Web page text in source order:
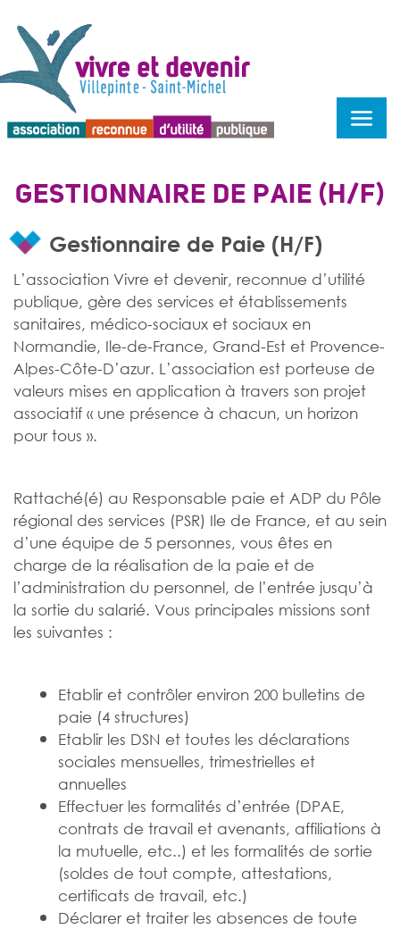
GESTIONNAIRE DE PAIE (H/F)
Gestionnaire de Paie (H/F)
L’association Vivre et devenir, reconnue d’utilité
publique, gère des services et établissements
sanitaires, médico-sociaux et sociaux en
Normandie, Ile-de-France, Grand-Est et Provence-
Alpes-Côte-D’azur. L’association est porteuse de
valeurs mises en application à travers son projet
associatif « une présence à chacun, un horizon
pour tous ».
Rattaché(é) au Responsable paie et ADP du Pôle
régional des services (PSR) Ile de France, et au sein
d’une équipe de 5 personnes, vous êtes en
charge de la réalisation de la paie et de
l’administration du personnel, de l’entrée jusqu’à
la sortie du salarié. Vous principales missions sont
les suivantes :
Etablir et contrôler environ 200 bulletins de
paie (4 structures)
Etablir les DSN et toutes les déclarations
sociales mensuelles, trimestrielles et
annuelles
Effectuer les formalités d’entrée (DPAE,
contrats de travail et avenants, affiliations à
la mutuelle, etc..) et les formalités de sortie
(soldes de tout compte, attestations,
certificats de travail, etc.)
Déclarer et traiter les absences de toute